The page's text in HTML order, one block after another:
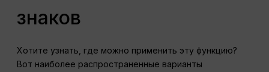
знаков
Хотите узнать, где можно применить эту функцию?
Вот наиболее распространенные варианты